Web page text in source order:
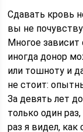
Сдавать кровь
вы не
Многое зависит
иногда донор
или тошноту и
не стоит:
За девять лет
только один
раз я видел,